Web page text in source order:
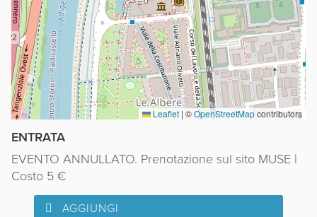
Leaflet | ©OpenStreetMapcontributors
ENTRATA
EVENTO ANNULLATO. Prenotazione sul sito MUSE |
Costo 5 €
AGGIUNGI